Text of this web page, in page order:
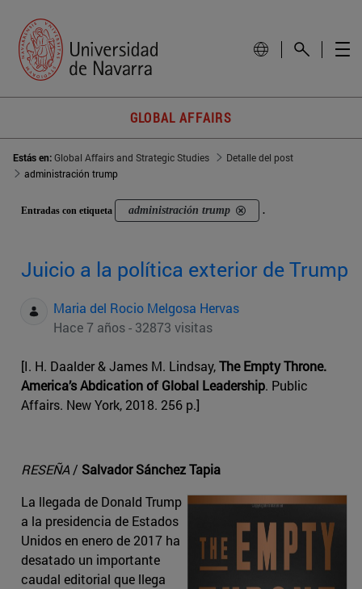
GLOBAL AFFAIRS
Estás en:Global Affairs and Strategic Studies
Detalle del post
administración trump
Entradas con etiqueta administración trump .
Juicio a la política exterior de Trump
Maria del Rocio Melgosa Hervas
Hace 7 años - 32873 visitas
[I. H. Daalder & James M. Lindsay,The Empty Throne.
America’s Abdication of Global Leadership. Public
Affairs. New York, 2018. 256 p.]
RESEÑA/ Salvador Sánchez Tapia
La llegada de Donald Trump
a la presidencia de Estados
Unidos en enero de 2017 ha
desatado un importante
caudal editorial que llega